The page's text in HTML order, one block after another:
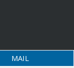
MAIL